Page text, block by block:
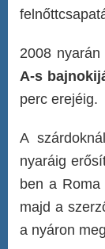
2008
A-s
perc erejéig.
A
nyaráig
ben a
majd a
a nyáron